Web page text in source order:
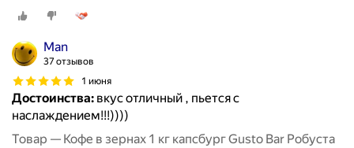
Man
37 отзывов
1 июня
Достоинства: вкус отличный , пьется с
наслаждением!!!))))
Товар — Кофе в зернах 1 кг капсбург Gusto Bar Робуста